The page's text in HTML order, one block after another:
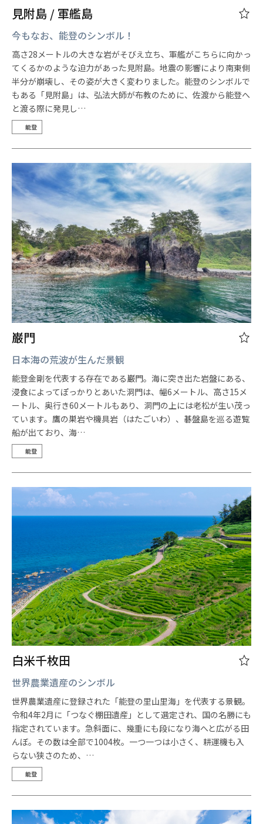
見附島 / 軍艦島
今もなお、能登のシンボル！
高さ28メートルの大きな岩がそびえ立ち、軍艦がこちらに向かっ
てくるかのような迫力があった見附島。地震の影響により南東側
半分が崩壊し、その姿が大きく変わりました。能登のシンボルで
もある「見附島」は、弘法大師が布教のために、佐渡から能登へ
と渡る際に発見し…
能登
巌門
日本海の荒波が生んだ景観
能登金剛を代表する存在である巌門。海に突き出た岩盤にある、
浸食によってぽっかりとあいた洞門は、幅6メートル、高さ15メ
ートル、奥行き60メートルもあり、洞門の上には老松が生い茂っ
ています。鷹の巣岩や機具岩（はたごいわ）、碁盤島を巡る遊覧
船が出ており、海…
能登
白米千枚田
世界農業遺産のシンボル
世界農業遺産に登録された「能登の里山里海」を代表する景観。
令和4年2月に「つなぐ棚田遺産」として選定され、国の名勝にも
指定されています。急斜面に、幾重にも段になり海へと広がる田
んぼ。その数は全部で1004枚。一つ一つは小さく、耕運機も入
らない狭さのため、…
能登